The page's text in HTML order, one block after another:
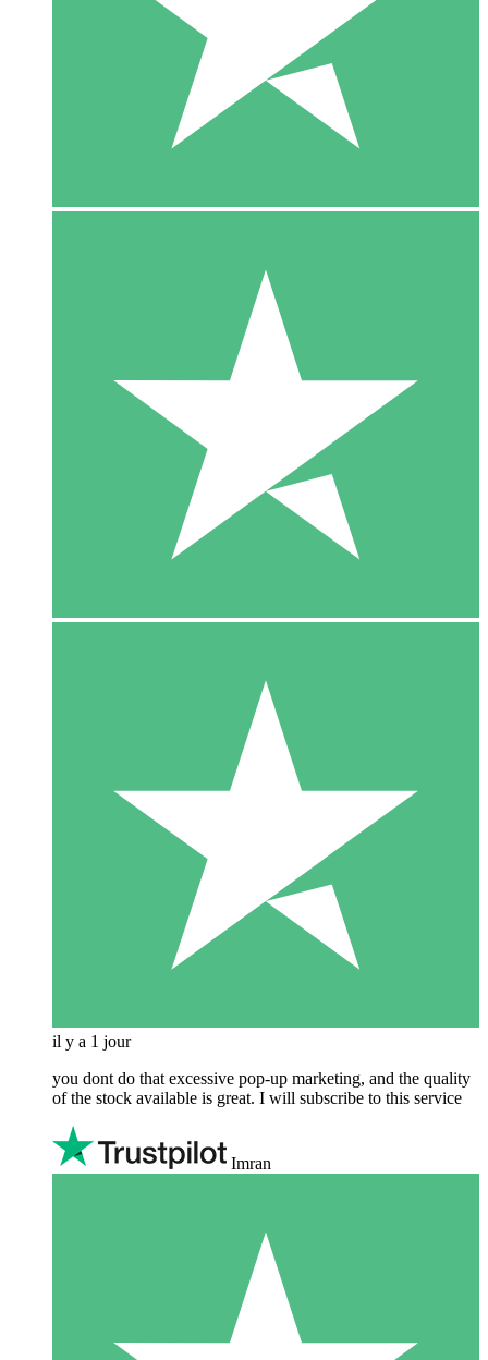
il y a 1 jour
you dont do that excessive pop-up marketing, and the quality
of the stock available is great. I will subscribe to this service
Imran